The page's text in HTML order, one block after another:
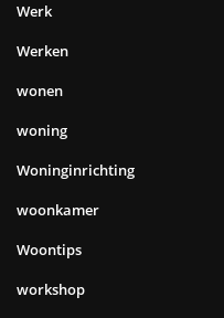
Werk
Werken
wonen
woning
Woninginrichting
woonkamer
Woontips
workshop